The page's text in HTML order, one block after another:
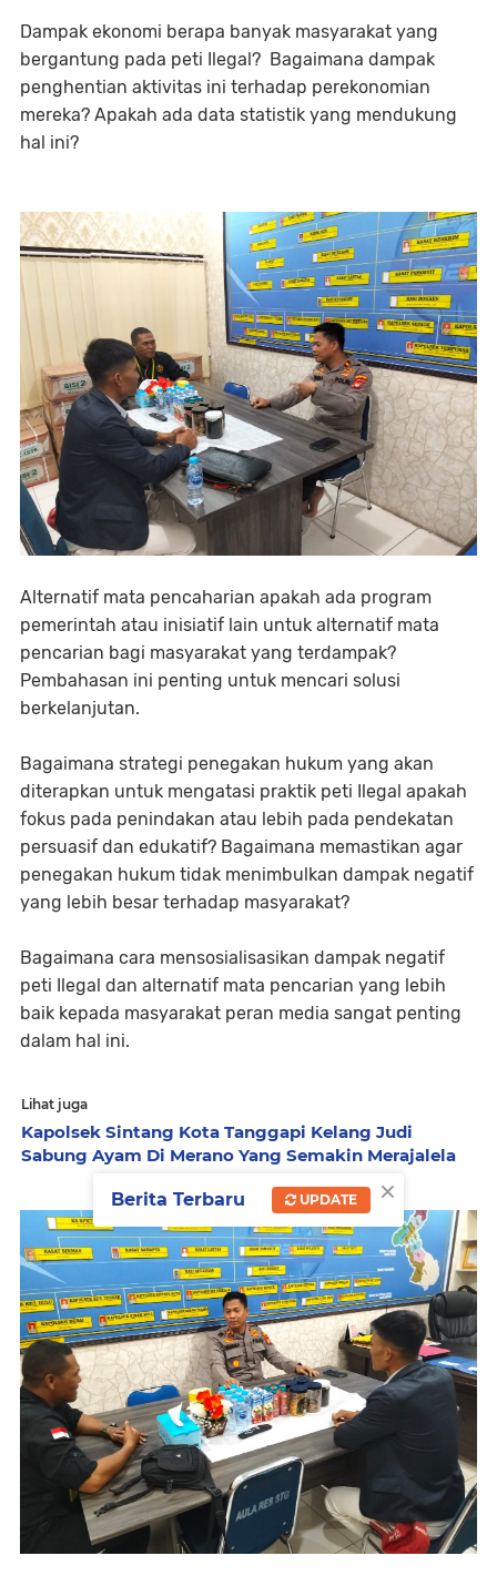
Dampak ekonomi berapa banyak masyarakat yang
bergantung pada peti Ilegal? Bagaimana dampak
penghentian aktivitas ini terhadap perekonomian
mereka? Apakah ada data statistik yang mendukung
hal ini?
Alternatif mata pencaharian apakah ada program
pemerintah atau inisiatif lain untuk alternatif mata
pencarian bagi masyarakat yang terdampak?
Pembahasan ini penting untuk mencari solusi
berkelanjutan.
Bagaimana strategi penegakan hukum yang akan
diterapkan untuk mengatasi praktik peti Ilegal apakah
fokus pada penindakan atau lebih pada pendekatan
persuasif dan edukatif? Bagaimana memastikan agar
penegakan hukum tidak menimbulkan dampak negatif
yang lebih besar terhadap masyarakat?
Bagaimana cara mensosialisasikan dampak negatif
peti Ilegal dan alternatif mata pencarian yang lebih
baik kepada masyarakat peran media sangat penting
dalam hal ini.
Lihat juga
Kapolsek Sintang Kota Tanggapi Kelang Judi
Sabung Ayam Di Merano Yang Semakin Merajalela
×
Berita Terbaru UPDATE